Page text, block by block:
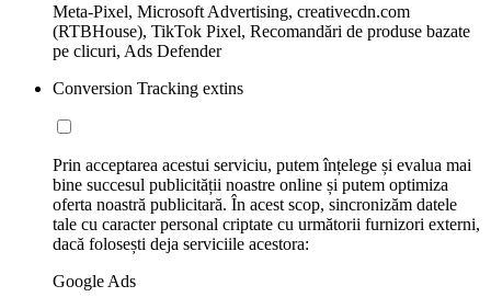
Meta-Pixel, Microsoft Advertising, creativecdn.com
(RTBHouse), TikTok Pixel, Recomandări de produse bazate
pe clicuri, Ads Defender
Conversion Tracking extins
Prin acceptarea acestui serviciu, putem înțelege și evalua mai
bine succesul publicității noastre online și putem optimiza
oferta noastră publicitară. În acest scop, sincronizăm datele
tale cu caracter personal criptate cu următorii furnizori externi,
dacă folosești deja serviciile acestora:
Google Ads